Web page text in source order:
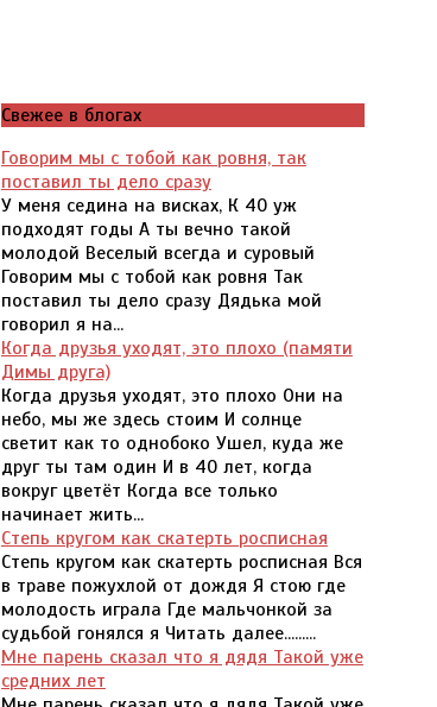
Свежее в блогах
Говорим мы с тобой как ровня, так
поставил ты дело сразу
У меня седина на висках, К 40 уж
подходят годы А ты вечно такой
молодой Веселый всегда и суровый
Говорим мы с тобой как ровня Так
поставил ты дело сразу Дядька мой
говорил я на...
Когда друзья уходят, это плохо (памяти
Димы друга)
Когда друзья уходят, это плохо Они на
небо, мы же здесь стоим И солнце
светит как то однобоко Ушел, куда же
друг ты там один И в 40 лет, когда
вокруг цветёт Когда все только
начинает жить...
Степь кругом как скатерть росписная
Степь кругом как скатерть росписная Вся
в траве пожухлой от дождя Я стою где
молодость играла Где мальчонкой за
судьбой гонялся я Читать далее.........
Мне парень сказал что я дядя Такой уже
средних лет